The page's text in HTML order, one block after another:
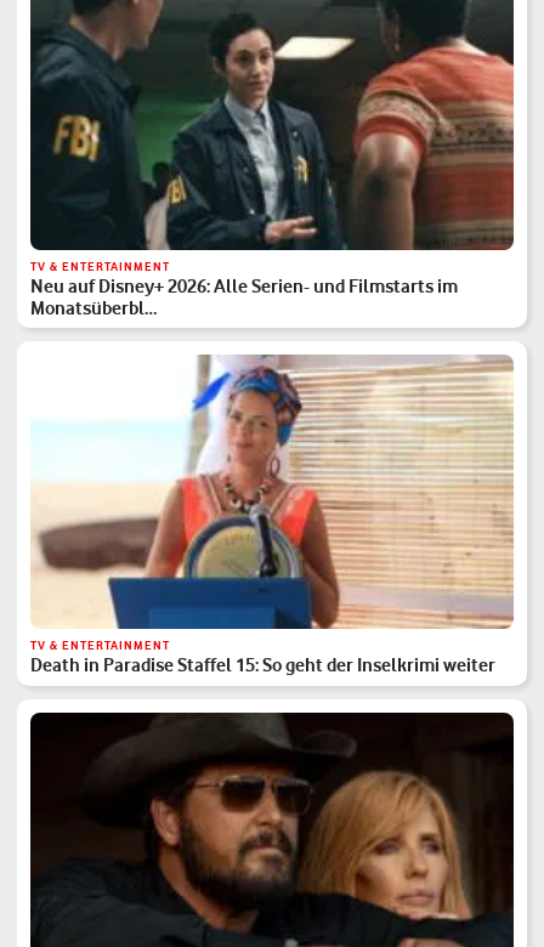
TV & ENTERTAINMENT
Neu auf Disney+ 2026: Alle Serien- und Filmstarts im
Monatsüberbl…
TV & ENTERTAINMENT
Death in Paradise Staffel 15: So geht der Inselkrimi weiter